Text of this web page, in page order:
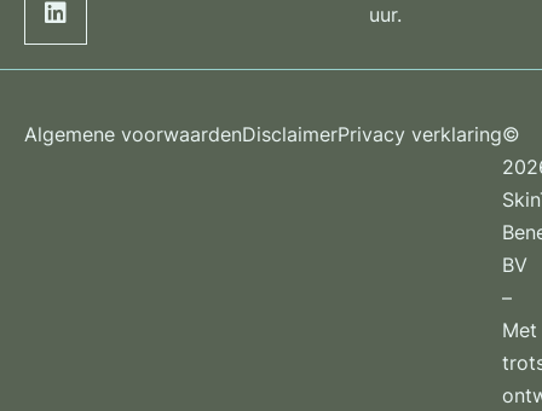
uur.
Algemene voorwaardenDisclaimerPrivacy verklaring©
BV
–
Met